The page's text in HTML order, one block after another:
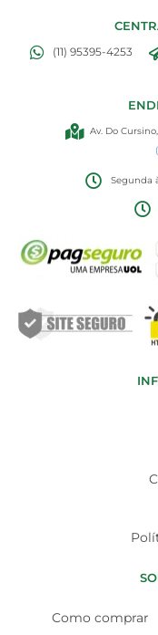
(11) 95395-4253
Av. Do
Segunda
Como comprar